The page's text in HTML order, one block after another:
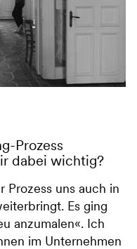
Prozess
dabei wichtig?
Prozess uns auch in
Es ging
anzumalen«. Ich
im Unternehmen